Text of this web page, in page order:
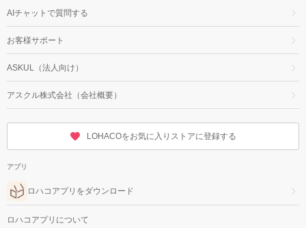
AIチャットで質問する
お客様サポート
ASKUL（法人向け）
アスクル株式会社（会社概要）
LOHACOをお気に入りストアに登録する
アプリ
ロハコアプリをダウンロード
ロハコアプリについて